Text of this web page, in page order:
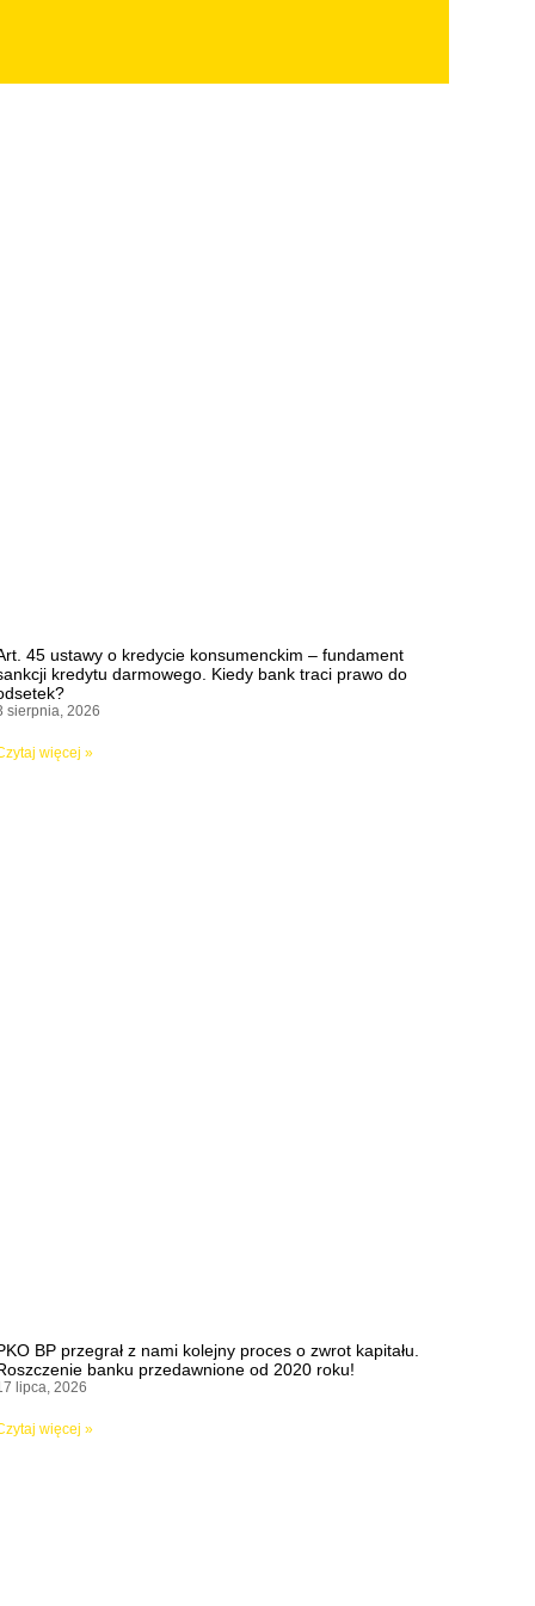
45 ustawy o kredycie konsumenckim – fundament
kredytu darmowego. Kiedy bank traci prawo do
sierpnia, 2026
więcej »
BP przegrał z nami kolejny proces o zwrot kapitału.
banku przedawnione od 2020 roku!
lipca, 2026
więcej »